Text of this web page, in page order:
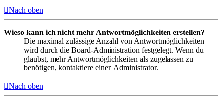
Nach oben
Wieso kann ich nicht mehr Antwortmöglichkeiten erstellen?
Die maximal zulässige Anzahl von Antwortmöglichkeiten
wird durch die Board-Administration festgelegt. Wenn du
glaubst, mehr Antwortmöglichkeiten als zugelassen zu
benötigen, kontaktiere einen Administrator.
Nach oben